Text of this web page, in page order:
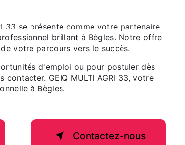
33 se présente comme votre partenaire
brillant à Bègles. Notre offre
votre parcours vers le succès.
d'emploi ou pour postuler dès
contacter. GEIQ MULTI AGRI 33, votre
à Bègles.
Contactez-nous